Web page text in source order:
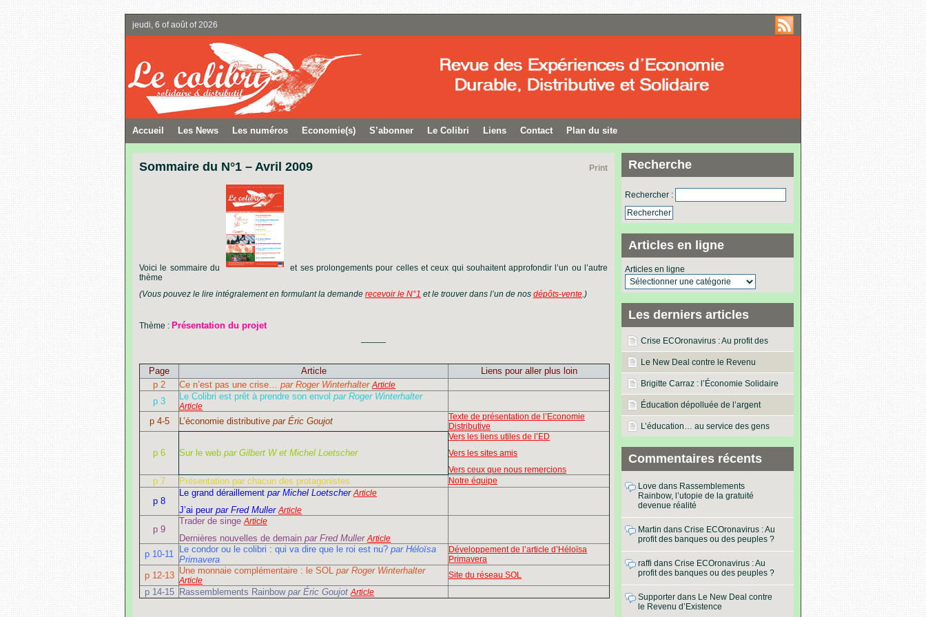
jeudi, 6 of août of 2026
Accueil Les News Les numéros Economie(s) S’abonner Le Colibri Liens Contact Plan du site
Recherche
Rechercher :
Articles en ligne
Articles en ligne
Les derniers articles
Crise ECOronavirus : Au profit des
banques ou des peuples ?
Le New Deal contre le Revenu
d’Existence
Brigitte Carraz : l’Économie Solidaire
dans les actes !
Éducation dépolluée de l’argent
L’éducation… au service des gens
Commentaires récents
Love dans Rassemblements
Rainbow, l’utopie de la gratuité
devenue réalité
Martin dans Crise ECOronavirus : Au
profit des banques ou des peuples ?
raffi dans Crise ECOronavirus : Au
profit des banques ou des peuples ?
Supporter dans Le New Deal contre
le Revenu d’Existence
Print
Sommaire du N°1 – Avril 2009
Voici le sommaire du
et ses prolongements pour celles et ceux qui souhaitent approfondir l’un ou l’autre
thème
(Vous pouvez le lire intégralement en formulant la demande recevoir le N°1 et le trouver dans l’un de nos dépôts-vente.)
Thème : Présentation du projet
———
Page Article
Liens pour aller plus loin
p 2
Ce n’est pas une crise… par Roger Winterhalter Article
p 3 Le Colibri est prêt à prendre son envol par Roger Winterhalter
Article
p 4-5 L’économie distributive par Éric Goujot
Texte de présentation de l’Economie
Distributive
p 6 Sur le web par Gilbert W et Michel Loetscher
Vers les liens utiles de l’ED
Vers les sites amis
Vers ceux que nous remercions
p 7 Présentation par chacun des protagonistes Notre équipe
p 8
Le grand déraillement par Michel Loetscher Article
J’ai peur par Fred Muller Article
p 9
Trader de singeArticle
Dernières nouvelles de demain par Fred Muller Article
p 10-11 Le condor ou le colibri : qui va dire que le roi est nu? par Héloïsa
Primavera
Développement de l’article d’Héloïsa
Primavera
p 12-13 Une monnaie complémentaire : le SOL par Roger Winterhalter
Article
Site du réseau SOL
p 14-15 Rassemblements Rainbow par Éric Goujot Article